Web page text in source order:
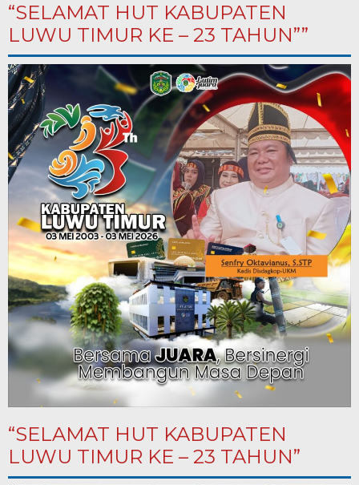
“SELAMAT HUT KABUPATEN
LUWU TIMUR KE – 23 TAHUN””
“SELAMAT HUT KABUPATEN
LUWU TIMUR KE – 23 TAHUN”